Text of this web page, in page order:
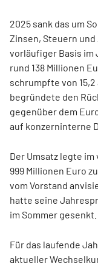
2025 sank das um
Zinsen, Steuern
vorläufiger Basis im
rund 138 Millionen
schrumpfte von 15,2
begründete den
gegenüber dem
auf konzerninterne
Der Umsatz legte
999 Millionen Euro
vom Vorstand
hatte seine
im Sommer gesenkt.
Für das laufende
aktueller